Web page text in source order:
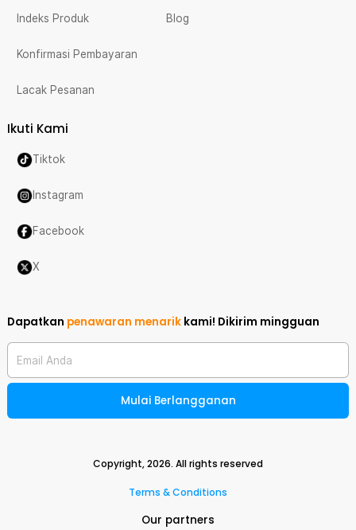
Indeks Produk
Konfirmasi Pembayaran
Lacak Pesanan
Blog
Ikuti Kami
Tiktok
Instagram
Facebook
X
Dapatkan penawaran menarik kami! Dikirim mingguan
Email Anda
Mulai Berlangganan
Copyright,2026. All rights reserved
Terms & Conditions
Our partners